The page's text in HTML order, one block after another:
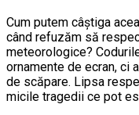
Cum putem câștiga
când refuzăm să
meteorologice?
ornamente de ecran, ci
de scăpare. Lipsa
micile tragedii ce pot